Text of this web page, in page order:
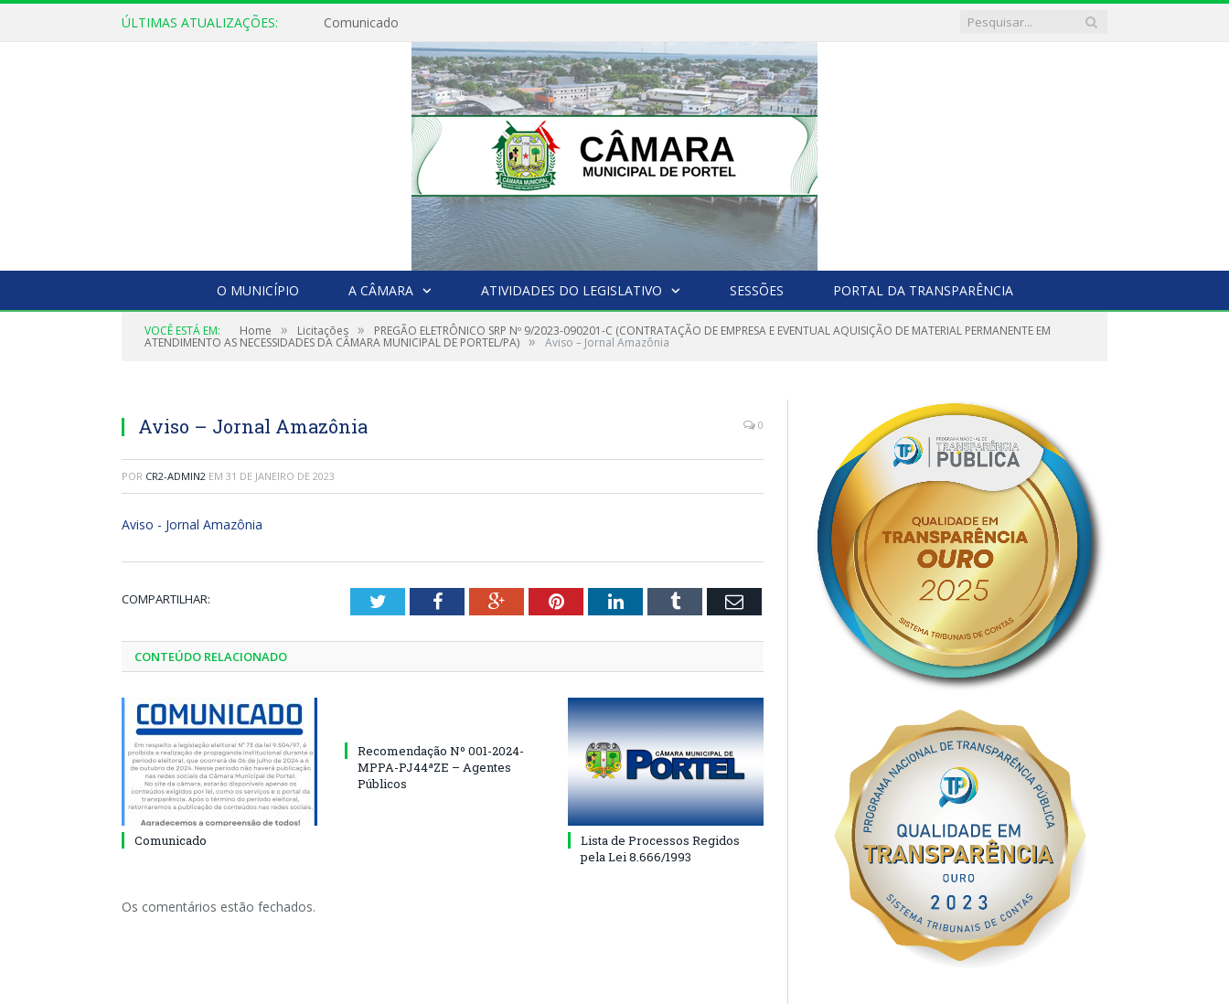
ÚLTIMAS ATUALIZAÇÕES: Comunicado
O MUNICÍPIO A CÂMARA ATIVIDADES DO LEGISLATIVO SESSÕES PORTAL DA TRANSPARÊNCIA
VOCÊ ESTÁ EM: Home » Licitações » PREGÃO ELETRÔNICO SRP Nº 9/2023-090201-C (CONTRATAÇÃO DE EMPRESA E EVENTUAL AQUISIÇÃO DE MATERIAL PERMANENTE EM
ATENDIMENTO AS NECESSIDADES DA CÂMARA MUNICIPAL DE PORTEL/PA) » Aviso – Jornal Amazônia
Aviso – Jornal Amazônia 0
POR CR2-ADMIN2 EM 31 DE JANEIRO DE 2023
Aviso - Jornal Amazônia
COMPARTILHAR: TwitterFacebookGoogle+PinterestLinkedInTumblr Email
CONTEÚDO RELACIONADO
Comunicado
Recomendação Nº 001-2024-
MPPA-PJ44ªZE – Agentes
Públicos
Lista de Processos Regidos
pela Lei 8.666/1993
Os comentários estão fechados.